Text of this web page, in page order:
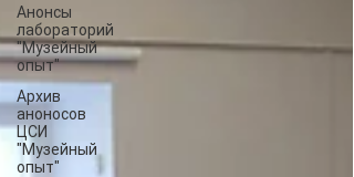
Анонсы
лабораторий
"Музейный
опыт"
Архив
аноносов
ЦСИ
"Музейный
опыт"